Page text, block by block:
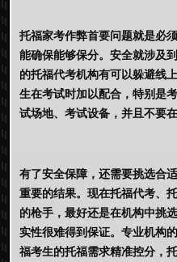
托福家考作弊首要问题就是必
能确保能够保分。安全就涉及
的托福代考机构有可以躲避线
生在考试时加以配合，特别是
试场地、考试设备，并且不要
有了安全保障，还需要挑选合
重要的结果。现在托福代考、
的枪手，最好还是在机构中挑
实性很难得到保证。专业机构
福考生的托福需求精准控分，